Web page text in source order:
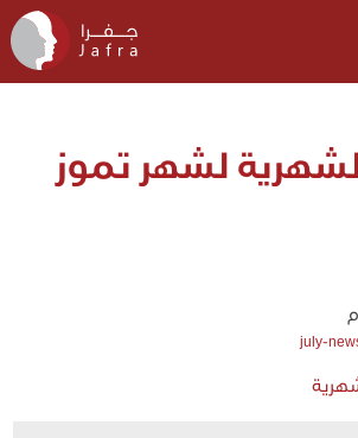
لشهر تموز
july-